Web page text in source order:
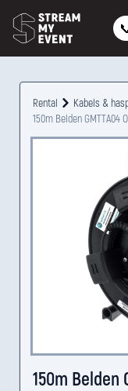
Rental
Kabels &
150m Belden GMTTA04
150m Belden